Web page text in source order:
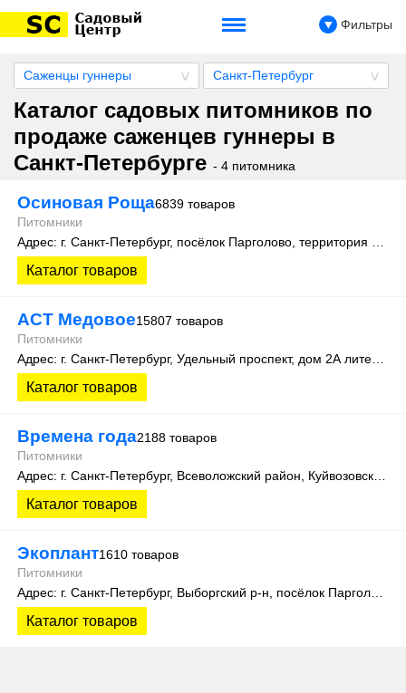
Фильтры
Саженцы гуннеры Санкт-Петербург
Каталог садовых питомников по
продаже саженцев гуннеры в
Санкт-Петербурге - 4 питомника
Осиновая Роща6839 товаров
Питомники
Каталог товаров
АСТ Медовое15807 товаров
Питомники
Каталог товаров
Времена года2188 товаров
Питомники
Каталог товаров
Экоплант1610 товаров
Питомники
Каталог товаров